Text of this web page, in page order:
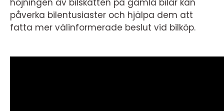
påverka bilentusiaster och hjälpa dem att
fatta mer välinformerade beslut vid bilköp.